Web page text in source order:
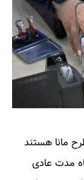
وام ۱۵۰ میلیونی طرح مانا هستند
مدت عادی